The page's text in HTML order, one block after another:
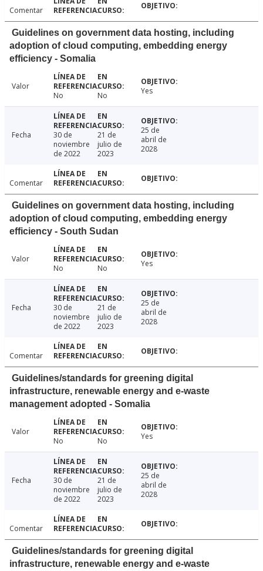
Comentar
Guidelines on government data hosting, including
adoption of cloud computing, embedding energy
efficiency - Somalia
Valor
No
No Yes
Fecha
30 de
noviembre
de 2022
21 de
julio de
2023
25 de
abril de
2028
Comentar
Guidelines on government data hosting, including
adoption of cloud computing, embedding energy
efficiency - South Sudan
Valor
No
No Yes
Fecha
30 de
noviembre
de 2022
21 de
julio de
2023
25 de
abril de
2028
Comentar
Guidelines/standards for greening digital
infrastructure, renewable energy and e-waste
management adopted - Somalia
Valor
No
No Yes
Fecha
30 de
noviembre
de 2022
21 de
julio de
2023
25 de
abril de
2028
Comentar
Guidelines/standards for greening digital
infrastructure, renewable energy and e-waste